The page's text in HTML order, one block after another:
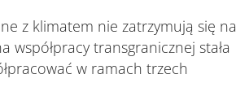
z klimatem nie zatrzymują się na
transgranicznej stała
w ramach trzech